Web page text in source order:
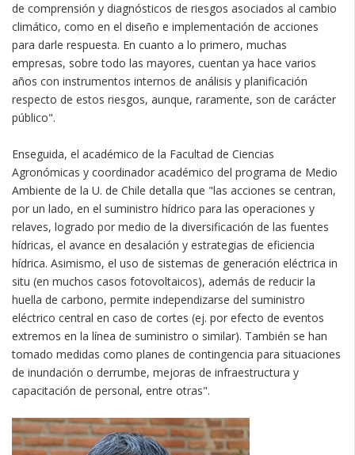
de comprensión y diagnósticos de riesgos asociados al cambio
climático, como en el diseño e implementación de acciones
para darle respuesta. En cuanto a lo primero, muchas
empresas, sobre todo las mayores, cuentan ya hace varios
años con instrumentos internos de análisis y planificación
respecto de estos riesgos, aunque, raramente, son de carácter
público".
Enseguida, el académico de la Facultad de Ciencias
Agronómicas y coordinador académico del programa de Medio
Ambiente de la U. de Chile detalla que "las acciones se centran,
por un lado, en el suministro hídrico para las operaciones y
relaves, logrado por medio de la diversificación de las fuentes
hídricas, el avance en desalación y estrategias de eficiencia
hídrica. Asimismo, el uso de sistemas de generación eléctrica in
situ (en muchos casos fotovoltaicos), además de reducir la
huella de carbono, permite independizarse del suministro
eléctrico central en caso de cortes (ej. por efecto de eventos
extremos en la línea de suministro o similar). También se han
tomado medidas como planes de contingencia para situaciones
de inundación o derrumbe, mejoras de infraestructura y
capacitación de personal, entre otras".